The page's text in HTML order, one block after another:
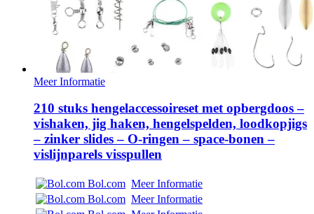
Meer Informatie
210 stuks hengelaccessoireset met opbergdoos –
vishaken, jig haken, hengelspelden, loodkopjigs
– zinker slides – O-ringen – space-bonen –
vislijnparels visspullen
Bol.com Meer Informatie
Bol.com Meer Informatie